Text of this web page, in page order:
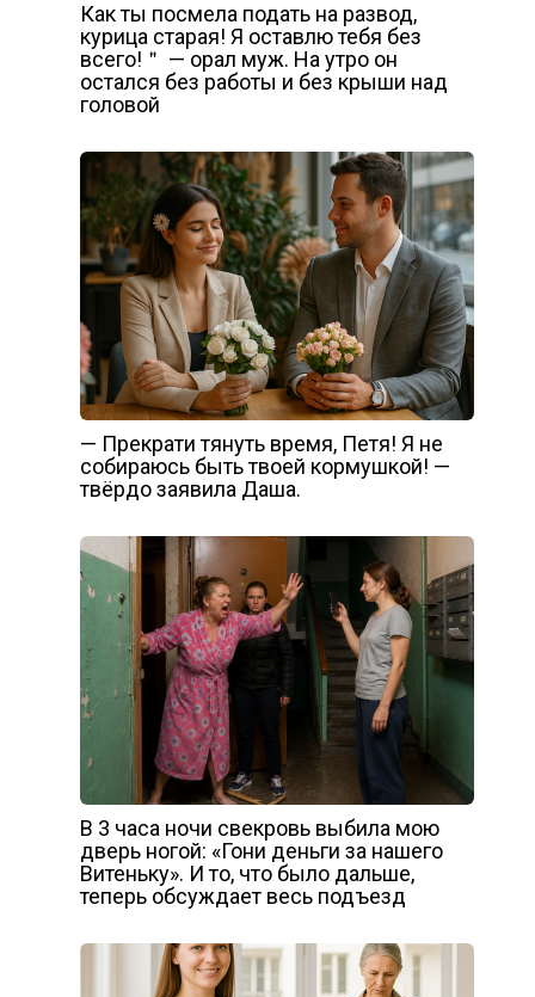
Как ты посмела подать на развод,
курица старая! Я оставлю тебя без
всего!＂ — орал муж. На утро он
остался без работы и без крыши над
головой
— Прекрати тянуть время, Петя! Я не
собираюсь быть твоей кормушкой! —
твёрдо заявила Даша.
В 3 часа ночи свекровь выбила мою
дверь ногой: «Гони деньги за нашего
Витеньку». И то, что было дальше,
теперь обсуждает весь подъезд